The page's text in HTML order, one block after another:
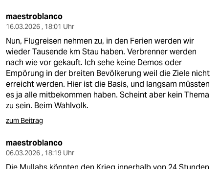
maestroblanco
16.03.2026 , 18:01 Uhr
Nun, Flugreisen nehmen zu, in den Ferien werden wir
wieder Tausende km Stau haben. Verbrenner werden
nach wie vor gekauft. Ich sehe keine Demos oder
Empörung in der breiten Bevölkerung weil die Ziele nicht
erreicht werden. Hier ist die Basis, und langsam müssten
es ja alle mitbekommen haben. Scheint aber kein Thema
zu sein. Beim Wahlvolk.
zum Beitrag
maestroblanco
06.03.2026 , 18:19 Uhr